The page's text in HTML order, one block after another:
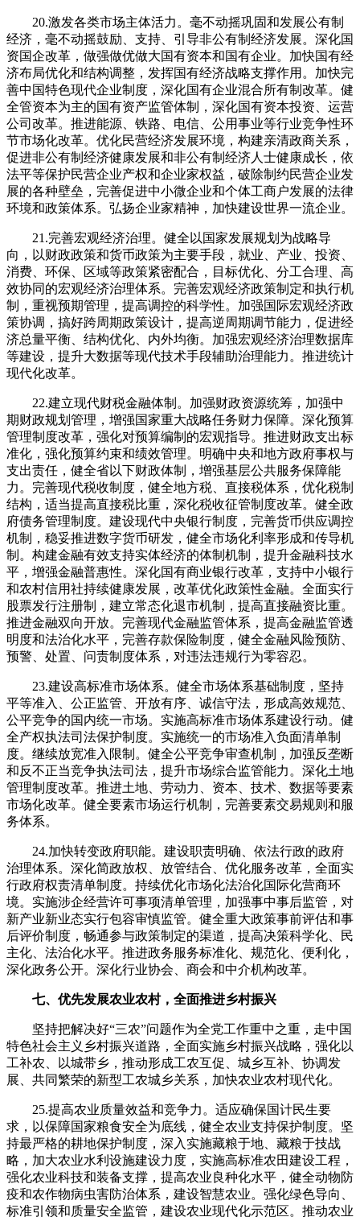
20.激发各类市场主体活力。毫不动摇巩固和发展公有制
经济，毫不动摇鼓励、支持、引导非公有制经济发展。深化国
资国企改革，做强做优做大国有资本和国有企业。加快国有经
济布局优化和结构调整，发挥国有经济战略支撑作用。加快完
善中国特色现代企业制度，深化国有企业混合所有制改革。健
全管资本为主的国有资产监管体制，深化国有资本投资、运营
公司改革。推进能源、铁路、电信、公用事业等行业竞争性环
节市场化改革。优化民营经济发展环境，构建亲清政商关系，
促进非公有制经济健康发展和非公有制经济人士健康成长，依
法平等保护民营企业产权和企业家权益，破除制约民营企业发
展的各种壁垒，完善促进中小微企业和个体工商户发展的法律
环境和政策体系。弘扬企业家精神，加快建设世界一流企业。
21.完善宏观经济治理。健全以国家发展规划为战略导
向，以财政政策和货币政策为主要手段，就业、产业、投资、
消费、环保、区域等政策紧密配合，目标优化、分工合理、高
效协同的宏观经济治理体系。完善宏观经济政策制定和执行机
制，重视预期管理，提高调控的科学性。加强国际宏观经济政
策协调，搞好跨周期政策设计，提高逆周期调节能力，促进经
济总量平衡、结构优化、内外均衡。加强宏观经济治理数据库
等建设，提升大数据等现代技术手段辅助治理能力。推进统计
现代化改革。
22.建立现代财税金融体制。加强财政资源统筹，加强中
期财政规划管理，增强国家重大战略任务财力保障。深化预算
管理制度改革，强化对预算编制的宏观指导。推进财政支出标
准化，强化预算约束和绩效管理。明确中央和地方政府事权与
支出责任，健全省以下财政体制，增强基层公共服务保障能
力。完善现代税收制度，健全地方税、直接税体系，优化税制
结构，适当提高直接税比重，深化税收征管制度改革。健全政
府债务管理制度。建设现代中央银行制度，完善货币供应调控
机制，稳妥推进数字货币研发，健全市场化利率形成和传导机
制。构建金融有效支持实体经济的体制机制，提升金融科技水
平，增强金融普惠性。深化国有商业银行改革，支持中小银行
和农村信用社持续健康发展，改革优化政策性金融。全面实行
股票发行注册制，建立常态化退市机制，提高直接融资比重。
推进金融双向开放。完善现代金融监管体系，提高金融监管透
明度和法治化水平，完善存款保险制度，健全金融风险预防、
预警、处置、问责制度体系，对违法违规行为零容忍。
23.建设高标准市场体系。健全市场体系基础制度，坚持
平等准入、公正监管、开放有序、诚信守法，形成高效规范、
公平竞争的国内统一市场。实施高标准市场体系建设行动。健
全产权执法司法保护制度。实施统一的市场准入负面清单制
度。继续放宽准入限制。健全公平竞争审查机制，加强反垄断
和反不正当竞争执法司法，提升市场综合监管能力。深化土地
管理制度改革。推进土地、劳动力、资本、技术、数据等要素
市场化改革。健全要素市场运行机制，完善要素交易规则和服
务体系。
24.加快转变政府职能。建设职责明确、依法行政的政府
治理体系。深化简政放权、放管结合、优化服务改革，全面实
行政府权责清单制度。持续优化市场化法治化国际化营商环
境。实施涉企经营许可事项清单管理，加强事中事后监管，对
新产业新业态实行包容审慎监管。健全重大政策事前评估和事
后评价制度，畅通参与政策制定的渠道，提高决策科学化、民
主化、法治化水平。推进政务服务标准化、规范化、便利化，
深化政务公开。深化行业协会、商会和中介机构改革。
七、优先发展农业农村，全面推进乡村振兴
坚持把解决好“三农”问题作为全党工作重中之重，走中国
特色社会主义乡村振兴道路，全面实施乡村振兴战略，强化以
工补农、以城带乡，推动形成工农互促、城乡互补、协调发
展、共同繁荣的新型工农城乡关系，加快农业农村现代化。
25.提高农业质量效益和竞争力。适应确保国计民生要
求，以保障国家粮食安全为底线，健全农业支持保护制度。坚
持最严格的耕地保护制度，深入实施藏粮于地、藏粮于技战
略，加大农业水利设施建设力度，实施高标准农田建设工程，
强化农业科技和装备支撑，提高农业良种化水平，健全动物防
疫和农作物病虫害防治体系，建设智慧农业。强化绿色导向、
标准引领和质量安全监管，建设农业现代化示范区。推动农业